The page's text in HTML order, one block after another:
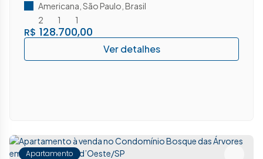
R$ 128.700,00
Americana São Paulo Brasil
2
1 1
Apartamento